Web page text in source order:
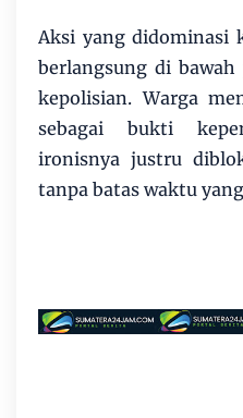
Aksi yang didominasi
berlangsung di
kepolisian. Warga
sebagai bukti
ironisnya justru
tanpa batas waktu